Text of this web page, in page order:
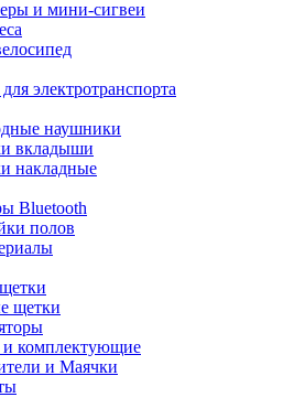
и мини-сигвеи
электротранспорта
наушники
вкладыши
накладные
Bluetooth
полов
щетки
и комплектующие
и Маячки